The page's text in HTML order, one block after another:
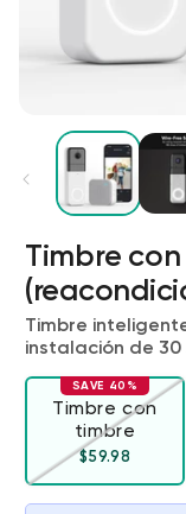
Timbre
Timbre
instalación de 30
Timbre con
timbreVariante
SAVE 40%
Precio
Precio de
$59.98